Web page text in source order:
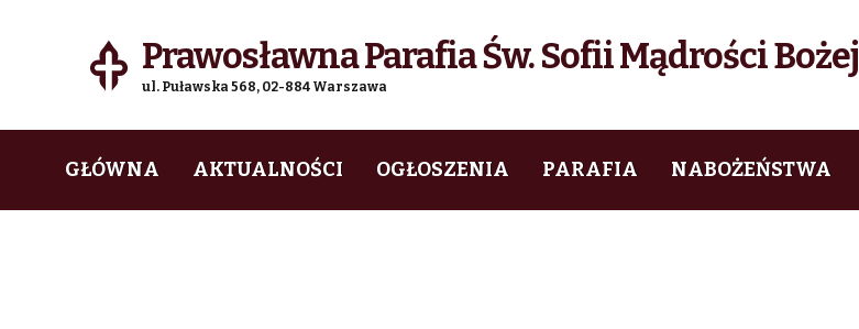
Prawosławna Parafia Św. Sofii Mądrości Bożej
ul. Puławska 568, 02-884 Warszawa
to
to
GŁÓWNA AKTUALNOŚCI OGŁOSZENIA PARAFIA NABOŻEŃSTWA